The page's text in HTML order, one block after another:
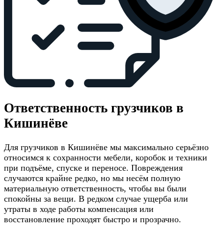
Ответственность грузчиков в
Кишинёве
Для грузчиков в Кишинёве мы максимально серьёзно
относимся к сохранности мебели, коробок и техники
при подъёме, спуске и переносе. Повреждения
случаются крайне редко, но мы несём полную
материальную ответственность, чтобы вы были
спокойны за вещи. В редком случае ущерба или
утраты в ходе работы компенсация или
восстановление проходят быстро и прозрачно.